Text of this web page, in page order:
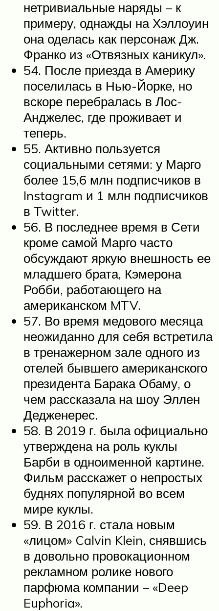
нетривиальные наряды – к
примеру, однажды на Хэллоуин
она оделась как персонаж Дж.
Франко из «Отвязных каникул».
54. После приезда в Америку
поселилась в Нью-Йорке, но
вскоре перебралась в Лос-
Анджелес, где проживает и
теперь.
55. Активно пользуется
социальными сетями: у Марго
более 15,6 млн подписчиков в
Instagram и 1 млн подписчиков
в Twitter.
56. В последнее время в Сети
кроме самой Марго часто
обсуждают яркую внешность ее
младшего брата, Кэмерона
Робби, работающего на
американском MTV.
57. Во время медового месяца
неожиданно для себя встретила
в тренажерном зале одного из
отелей бывшего американского
президента Барака Обаму, о
чем рассказала на шоу Эллен
Дедженерес.
58. В 2019 г. была официально
утверждена на роль куклы
Барби в одноименной картине.
Фильм расскажет о непростых
буднях популярной во всем
мире куклы.
59. В 2016 г. стала новым
«лицом» Calvin Klein, снявшись
в довольно провокационном
рекламном ролике нового
парфюма компании – «Deep
Euphoria».